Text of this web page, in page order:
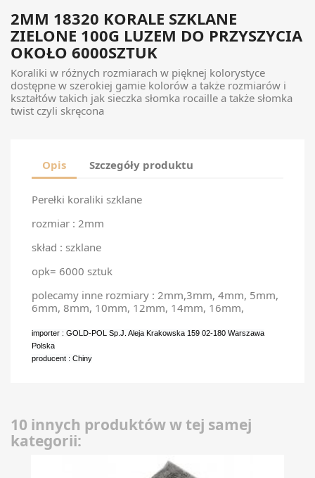
2MM 18320 KORALE SZKLANE
ZIELONE 100G LUZEM DO PRZYSZYCIA
OKOŁO 6000SZTUK
Koraliki w różnych rozmiarach w pięknej kolorystyce
dostępne w szerokiej gamie kolorów a także rozmiarów i
kształtów takich jak sieczka słomka rocaille a także słomka
twist czyli skręcona
Opis Szczegóły produktu
Perełki koraliki szklane
rozmiar : 2mm
skład : szklane
opk= 6000 sztuk
polecamy inne rozmiary : 2mm,3mm, 4mm, 5mm,
6mm, 8mm, 10mm, 12mm, 14mm, 16mm,
importer : GOLD-POL Sp.J. Aleja Krakowska 159 02-180 Warszawa
Polska
producent : Chiny
10 innych produktów w tej samej
kategorii: